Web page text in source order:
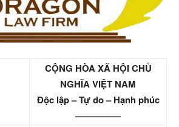
CỘNG HÒA XÃ HỘI CHỦ
NGHĨA VIỆT NAM
Độc lập – Tự do – Hạnh phúc
—————